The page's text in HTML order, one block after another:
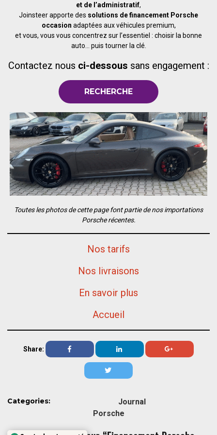
et de l’administratif,
Joinsteer apporte des solutions de financement Porsche
occasion adaptées aux véhicules premium,
et vous, vous vous concentrez sur l’essentiel : choisir la bonne
auto… puis tourner la clé.
Contactez nous ci-dessous sans engagement :
RECHERCHE
Toutes les photos de cette page font partie de nos importations
Porsche récentes.
Nos tarifs
Nos livraisons
En savoir plus
Accueil
Share:
Categories:
Journal
Porsche
Certifié par:Trustindex